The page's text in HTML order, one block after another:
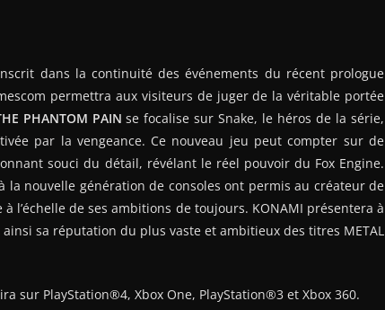
dans la continuité des événements du récent prologue
permettra aux visiteurs de juger de la véritable portée
PHANTOM PAIN se focalise sur Snake, le héros de la série,
par la vengeance. Ce nouveau jeu peut compter sur de
souci du détail, révélant le réel pouvoir du Fox Engine.
la nouvelle génération de consoles ont permis au créateur de
l’échelle de ses ambitions de toujours. KONAMI présentera à
sa réputation du plus vaste et ambitieux des titres METAL
sur PlayStation®4, Xbox One, PlayStation®3 et Xbox 360.